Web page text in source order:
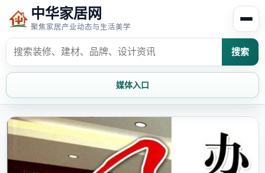
中华家居网
聚焦家居产业动态与生活美学
搜索
媒体入口
首页 家居资讯
家居欣赏